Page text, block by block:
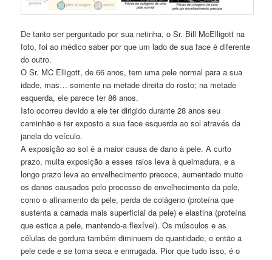
De tanto ser perguntado por sua netinha, o Sr. Bill McElligott na
foto, foi ao médico saber por que um lado de sua face é diferente
do outro.
O Sr. MC Elligott, de 66 anos, tem uma pele normal para a sua
idade, mas… somente na metade direita do rosto; na metade
esquerda, ele parece ter 86 anos.
Isto ocorreu devido a ele ter dirigido durante 28 anos seu
caminhão e ter exposto a sua face esquerda ao sol através da
janela do veículo.
A exposição ao sol é a maior causa de dano à pele. A curto
prazo, muita exposição a esses raios leva à queimadura, e a
longo prazo leva ao envelhecimento precoce, aumentado muito
os danos causados pelo processo de envelhecimento da pele,
como o afinamento da pele, perda de colágeno (proteína que
sustenta a camada mais superficial da pele) e elastina (proteína
que estica a pele, mantendo-a flexível). Os músculos e as
células de gordura também diminuem de quantidade, e então a
pele cede e se torna seca e enrrugada. Pior que tudo isso, é o